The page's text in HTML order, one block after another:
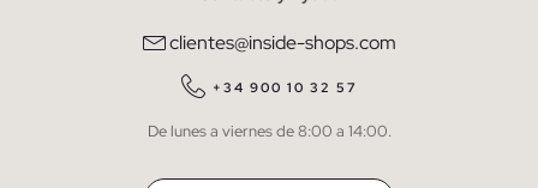
QUIERO SUSCRIBIRME
* Puedes cancelar la suscripción en cualquier momento.
clientes@inside-shops.com
+34 900 10 32 57
De lunes a viernes de 8:00 a 14:00.